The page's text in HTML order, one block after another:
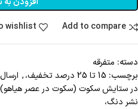
Add to compare
wishlist
دسته: متفرقه
برچسب: 15 تا 25 درصد تخفیف، ,
در ستایش سکوت (سکوت در عصر هیاهو)
نشر دنگ،